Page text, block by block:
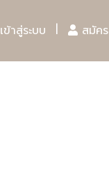
เข้าสู่ระบบ สมัค